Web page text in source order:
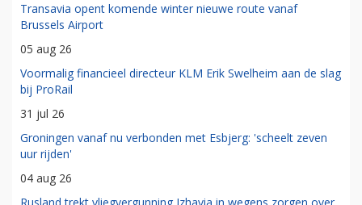
Transavia opent komende winter nieuwe route vanaf
Brussels Airport
05 aug 26
Voormalig financieel directeur KLM Erik Swelheim aan de slag
bij ProRail
31 jul 26
Groningen vanaf nu verbonden met Esbjerg: 'scheelt zeven
uur rijden'
04 aug 26